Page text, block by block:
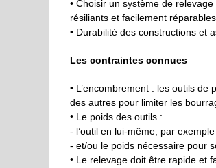
• Choisir un système de
résiliants et facilement réparables.
• Durabilité des constructions et
Les contraintes connues
• L’encombrement : les outils
des autres pour limiter les
• Le poids des outils :
- l’outil en lui-même, par
- et/ou le poids nécessaire pour
• Le relevage doit être rapide et